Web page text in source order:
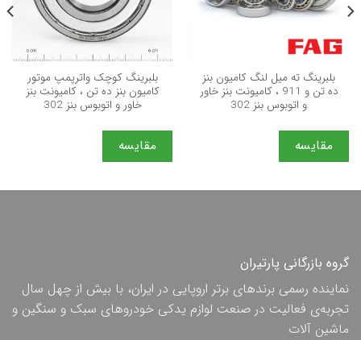
بلبرینگ ته میل لنگ کامیون بنز
ده تن و 911 ، کامیونت بنز خاور
و اتوبوس بنز 302
مقایسه
بلبرینگ کوچک واترپمپ موتور
کامیون بنز ده تن ، کامیونت بنز
خاور و اتوبوس بنز 302
مقایسه
گروه بازرگانی پارتیران
نماینده رسمی برندهای برتر اروپایی در ایران، با بیش از چهل سال
تجربه‌ی فعالیت در صنعت لوازم یدکی خودروهای سبک و سنگین و
ماشین آلات